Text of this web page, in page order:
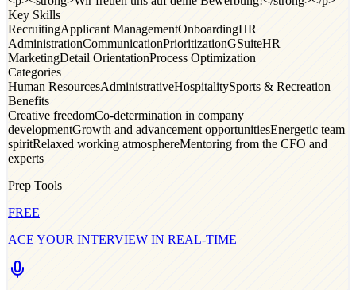
Key Skills
RecruitingApplicant ManagementOnboardingHR
AdministrationCommunicationPrioritizationGSuiteHR
MarketingDetail OrientationProcess Optimization
Categories
Human ResourcesAdministrativeHospitalitySports & Recreation
Benefits
Creative freedomCo-determination in company
developmentGrowth and advancement opportunitiesEnergetic team
spiritRelaxed working atmosphereMentoring from the CFO and
experts
Prep Tools
FREE
ACE YOUR INTERVIEW IN REAL-TIME